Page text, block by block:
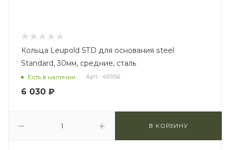
Кольца Leupold STD для основания steel
Standard, 30мм, средние, сталь
Есть в наличии Арт.: 49956
6 030 ₽
В КОРЗИНУ